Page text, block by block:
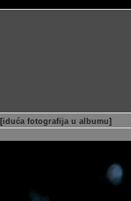
[iduća fotografija u albumu]